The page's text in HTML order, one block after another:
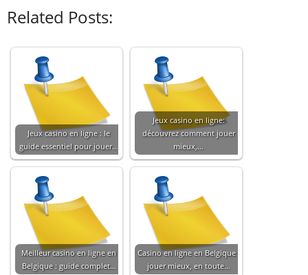
Related Posts:
Jeux casino en ligne : le
guide essentiel pour jouer…
Jeux casino en ligne:
découvrez comment jouer
mieux,…
Meilleur casino en ligne en
Belgique : guide complet…
Casino en ligne en Belgique :
jouer mieux, en toute…